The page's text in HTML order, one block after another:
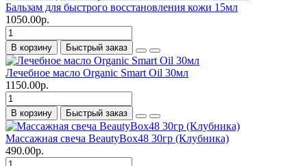
Бальзам для быстрого восстановления кожи 15мл
1050.00р.
В корзину Быстрый заказ
Лечебное масло Organic Smart Oil 30мл
1150.00р.
В корзину Быстрый заказ
Массажная свеча BeautyBox48 30гр (Клубника)
490.00р.